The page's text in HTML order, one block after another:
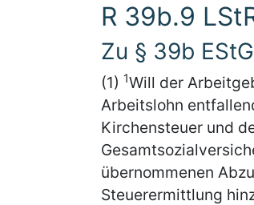
R 39b.9
Zu § 39b EStG
(1) 1Will der
Arbeitslohn
Kirchensteuer und
übernommenen
Steuerermittlung